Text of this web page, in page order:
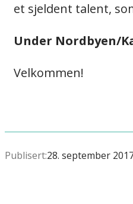
et sjeldent talent,
Under Nordbyen/
Velkommen!
Publisert:28. september